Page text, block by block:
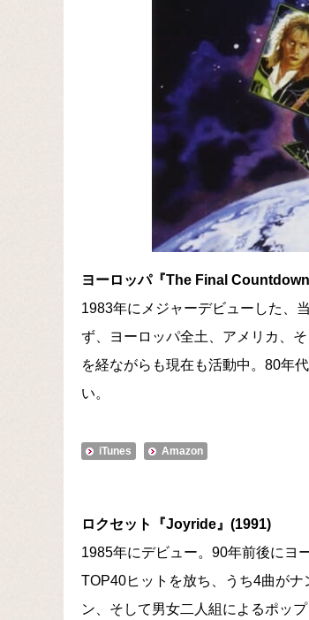
ヨーロッパ『The Final
1983年にメジャーデビューした、
ず、ヨーロッパ全土、アメリカ、
を経ながらも現在も活動中。80年
い。
iTunes Amazon
ロクセット『Joyride』(1991)
1985年にデビュー。90年前後にヨ
TOP40ヒットを放ち、うち4曲が
ン、そして男女二人組によるポッ